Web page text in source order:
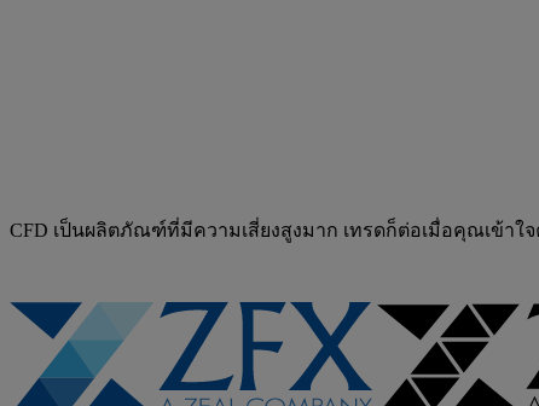
CFD เป็นผลิตภัณฑ์ที่มีความเสี่ยงสูงมาก เทรดก็ต่อเมื่อคุณเข้าใจ